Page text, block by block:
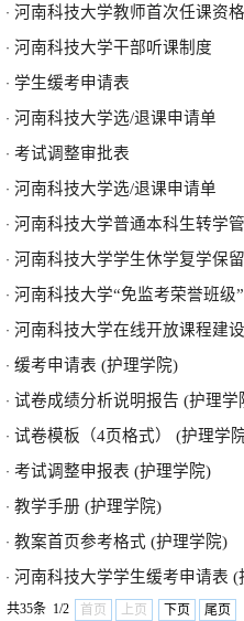
· 河南科技大学教师首次任课资
· 河南科技大学干部听课制度
· 学生缓考申请表
· 河南科技大学选/退课申请单
· 考试调整审批表
· 河南科技大学选/退课申请单
· 河南科技大学普通本科生转学
· 河南科技大学学生休学复学保
· 河南科技大学“免监考荣誉班级
· 河南科技大学在线开放课程建
· 缓考申请表 (护理学院)
· 试卷成绩分析说明报告 (护理学
· 试卷模板（4页格式） (护理学
· 考试调整申报表 (护理学院)
· 教学手册 (护理学院)
· 教案首页参考格式 (护理学院)
· 河南科技大学学生缓考申请表 (
共35条 1/2 首页 上页 下页 尾页